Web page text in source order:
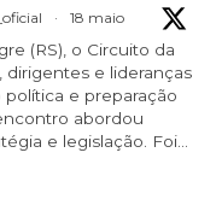
· 18 maio
(RS), o Circuito da
e lideranças
e preparação
abordou
e legislação. Foi